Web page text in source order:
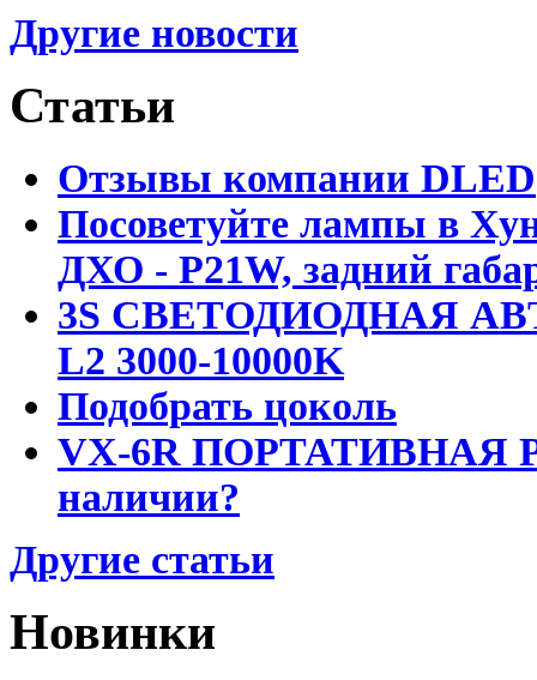
Другие новости
Статьи
Отзывы компании DLED
Посоветуйте лампы в
ДХО - P21W, задний
3S СВЕТОДИОДНАЯ
L2 3000-10000K
Подобрать цоколь
VX-6R ПОРТАТИВНАЯ
наличии?
Другие статьи
Новинки